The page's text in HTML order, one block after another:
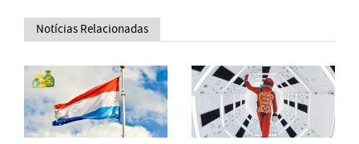
Notícias Relacionadas